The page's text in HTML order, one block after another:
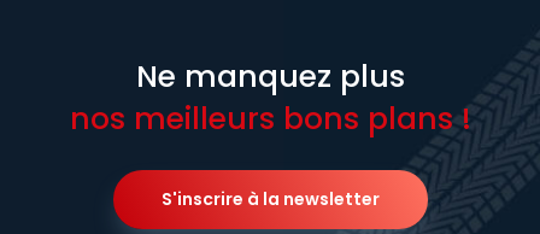
Ne manquez plus
nos meilleurs bons plans !
S'inscrire à la newsletter